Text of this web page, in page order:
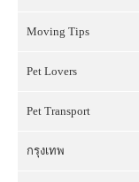
Moving Tips
Pet Lovers
Pet Transport
กรุงเทพ